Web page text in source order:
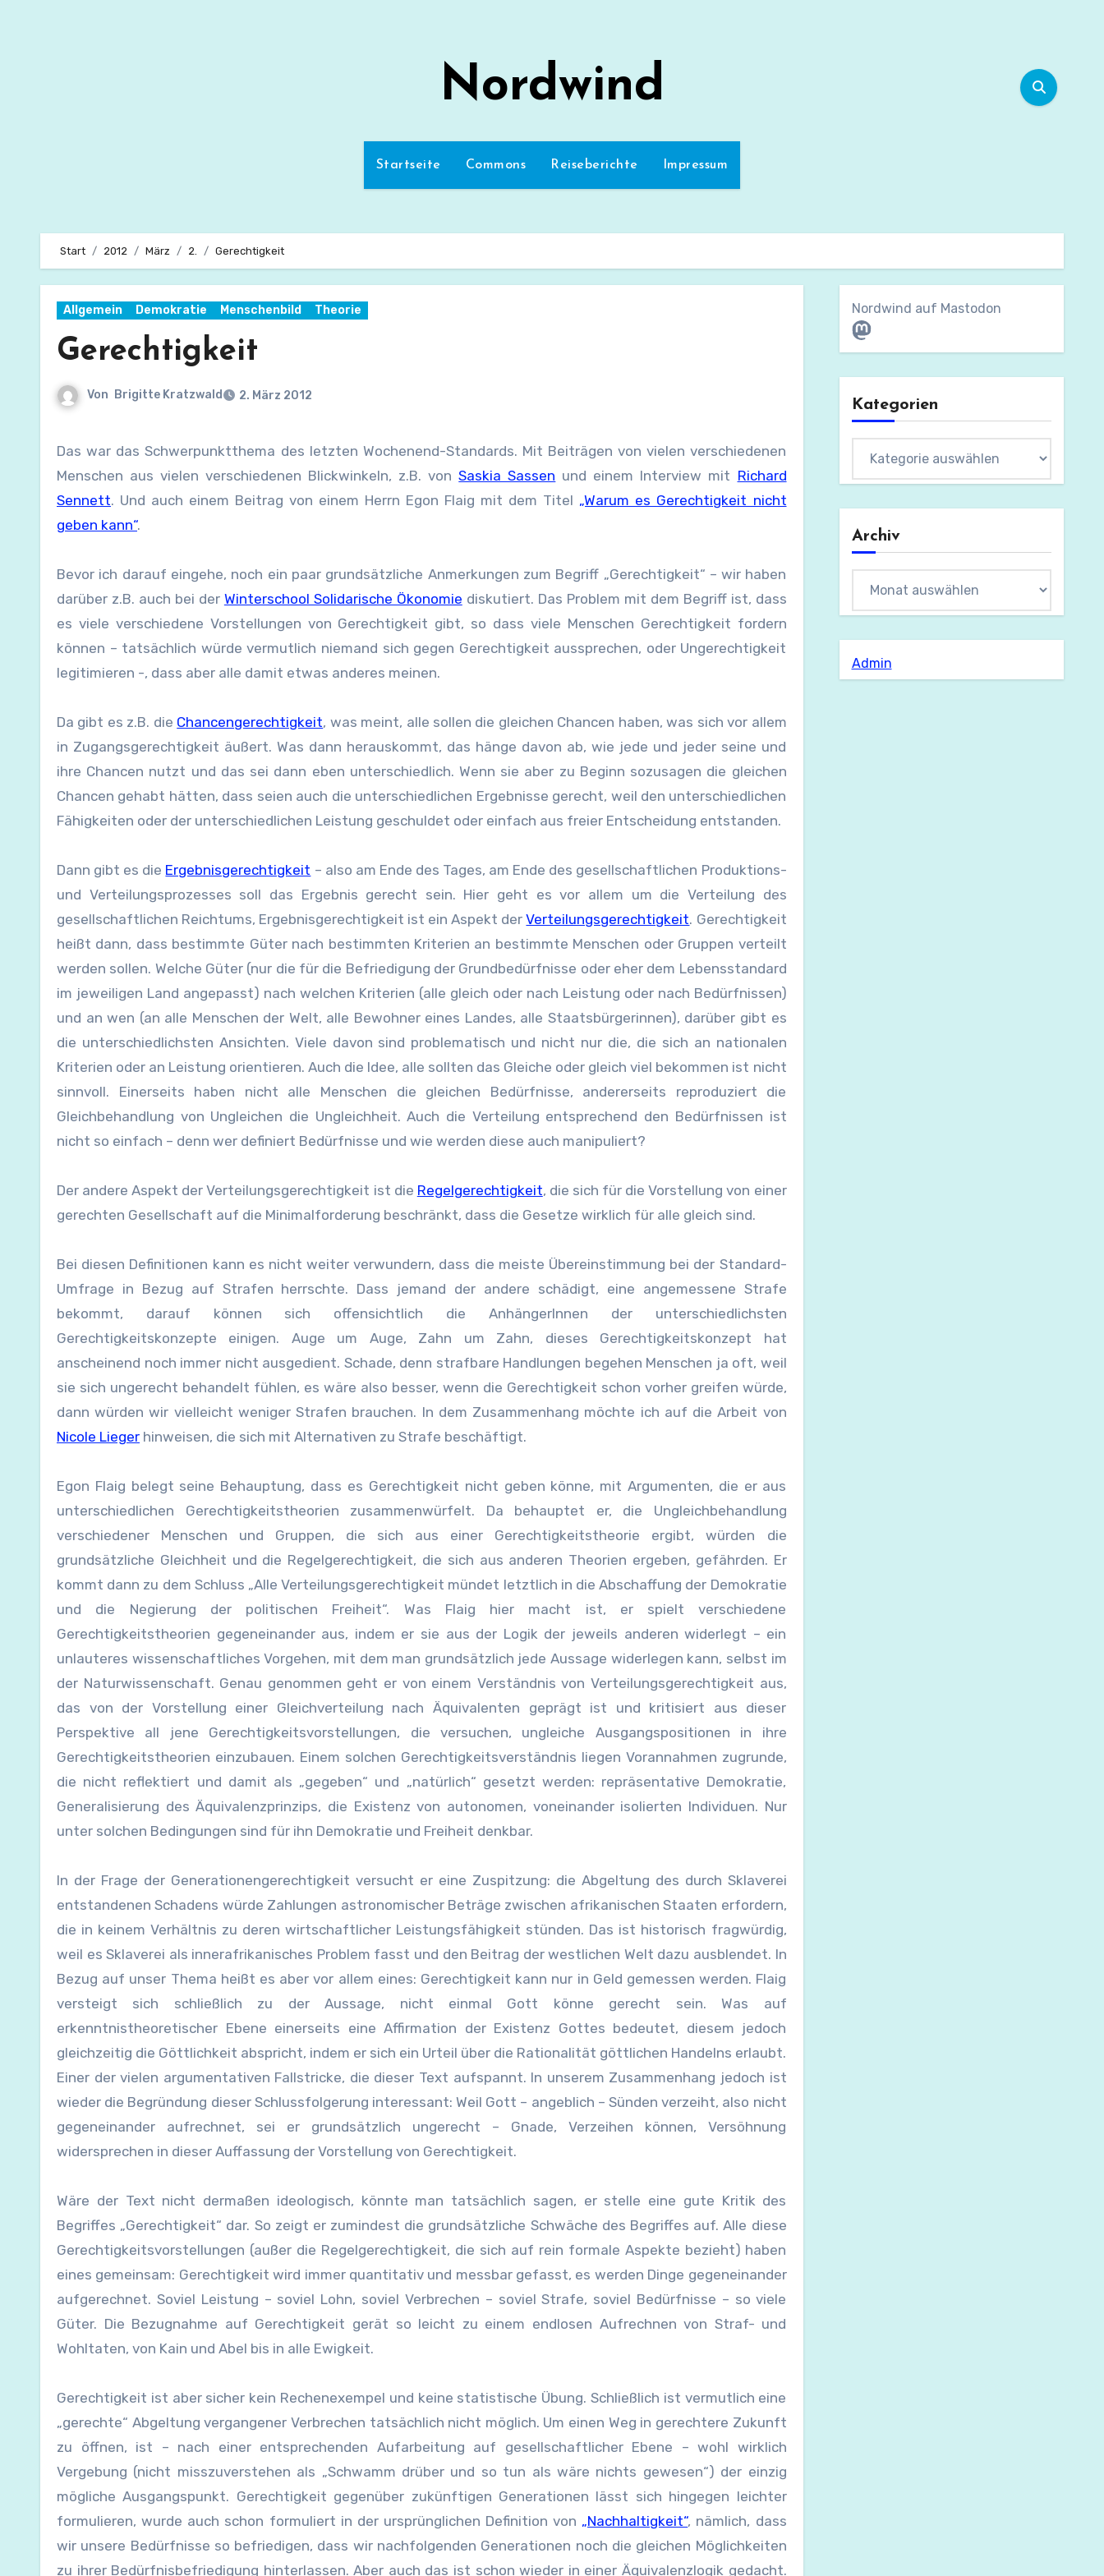
Nordwind
Startseite Commons Reiseberichte Impressum
Start 2012 März 2. Gerechtigkeit
Allgemein Demokratie Menschenbild Theorie
Gerechtigkeit
Von Brigitte Kratzwald 2. März 2012
Das war das Schwerpunktthema des letzten Wochenend-Standards. Mit Beiträgen von vielen verschiedenen
Menschen aus vielen verschiedenen Blickwinkeln, z.B. vonSaskia Sassen und einem Interview mit Richard
Sennett. Und auch einem Beitrag von einem Herrn Egon Flaig mit dem Titel „Warum es Gerechtigkeit nicht
geben kann“.
Bevor ich darauf eingehe, noch ein paar grundsätzliche Anmerkungen zum Begriff „Gerechtigkeit“ – wir haben
darüber z.B. auch bei der Winterschool Solidarische Ökonomie diskutiert. Das Problem mit dem Begriff ist, dass
es viele verschiedene Vorstellungen von Gerechtigkeit gibt, so dass viele Menschen Gerechtigkeit fordern
können – tatsächlich würde vermutlich niemand sich gegen Gerechtigkeit aussprechen, oder Ungerechtigkeit
legitimieren -, dass aber alle damit etwas anderes meinen.
Da gibt es z.B. die Chancengerechtigkeit, was meint, alle sollen die gleichen Chancen haben, was sich vor allem
in Zugangsgerechtigkeit äußert. Was dann herauskommt, das hänge davon ab, wie jede und jeder seine und
ihre Chancen nutzt und das sei dann eben unterschiedlich. Wenn sie aber zu Beginn sozusagen die gleichen
Chancen gehabt hätten, dass seien auch die unterschiedlichen Ergebnisse gerecht, weil den unterschiedlichen
Fähigkeiten oder der unterschiedlichen Leistung geschuldet oder einfach aus freier Entscheidung entstanden.
Dann gibt es die Ergebnisgerechtigkeit – also am Ende des Tages, am Ende des gesellschaftlichen Produktions-
und Verteilungsprozesses soll das Ergebnis gerecht sein. Hier geht es vor allem um die Verteilung des
gesellschaftlichen Reichtums, Ergebnisgerechtigkeit ist ein Aspekt derVerteilungsgerechtigkeit. Gerechtigkeit
heißt dann, dass bestimmte Güter nach bestimmten Kriterien an bestimmte Menschen oder Gruppen verteilt
werden sollen. Welche Güter (nur die für die Befriedigung der Grundbedürfnisse oder eher dem Lebensstandard
im jeweiligen Land angepasst) nach welchen Kriterien (alle gleich oder nach Leistung oder nach Bedürfnissen)
und an wen (an alle Menschen der Welt, alle Bewohner eines Landes, alle Staatsbürgerinnen), darüber gibt es
die unterschiedlichsten Ansichten. Viele davon sind problematisch und nicht nur die, die sich an nationalen
Kriterien oder an Leistung orientieren. Auch die Idee, alle sollten das Gleiche oder gleich viel bekommen ist nicht
sinnvoll. Einerseits haben nicht alle Menschen die gleichen Bedürfnisse, andererseits reproduziert die
Gleichbehandlung von Ungleichen die Ungleichheit. Auch die Verteilung entsprechend den Bedürfnissen ist
nicht so einfach – denn wer definiert Bedürfnisse und wie werden diese auch manipuliert?
Der andere Aspekt der Verteilungsgerechtigkeit ist die Regelgerechtigkeit, die sich für die Vorstellung von einer
gerechten Gesellschaft auf die Minimalforderung beschränkt, dass die Gesetze wirklich für alle gleich sind.
Bei diesen Definitionen kann es nicht weiter verwundern, dass die meiste Übereinstimmung bei der Standard-
Umfrage in Bezug auf Strafen herrschte. Dass jemand der andere schädigt, eine angemessene Strafe
bekommt, darauf können sich offensichtlich die AnhängerInnen der unterschiedlichsten
Gerechtigkeitskonzepte einigen. Auge um Auge, Zahn um Zahn, dieses Gerechtigkeitskonzept hat
anscheinend noch immer nicht ausgedient. Schade, denn strafbare Handlungen begehen Menschen ja oft, weil
sie sich ungerecht behandelt fühlen, es wäre also besser, wenn die Gerechtigkeit schon vorher greifen würde,
dann würden wir vielleicht weniger Strafen brauchen. In dem Zusammenhang möchte ich auf die Arbeit von
Nicole Lieger hinweisen, die sich mit Alternativen zu Strafe beschäftigt.
Egon Flaig belegt seine Behauptung, dass es Gerechtigkeit nicht geben könne, mit Argumenten, die er aus
unterschiedlichen Gerechtigkeitstheorien zusammenwürfelt. Da behauptet er, die Ungleichbehandlung
verschiedener Menschen und Gruppen, die sich aus einer Gerechtigkeitstheorie ergibt, würden die
grundsätzliche Gleichheit und die Regelgerechtigkeit, die sich aus anderen Theorien ergeben, gefährden. Er
kommt dann zu dem Schluss „Alle Verteilungsgerechtigkeit mündet letztlich in die Abschaffung der Demokratie
und die Negierung der politischen Freiheit“. Was Flaig hier macht ist, er spielt verschiedene
Gerechtigkeitstheorien gegeneinander aus, indem er sie aus der Logik der jeweils anderen widerlegt – ein
unlauteres wissenschaftliches Vorgehen, mit dem man grundsätzlich jede Aussage widerlegen kann, selbst im
der Naturwissenschaft. Genau genommen geht er von einem Verständnis von Verteilungsgerechtigkeit aus,
das von der Vorstellung einer Gleichverteilung nach Äquivalenten geprägt ist und kritisiert aus dieser
Perspektive all jene Gerechtigkeitsvorstellungen, die versuchen, ungleiche Ausgangspositionen in ihre
Gerechtigkeitstheorien einzubauen. Einem solchen Gerechtigkeitsverständnis liegen Vorannahmen zugrunde,
die nicht reflektiert und damit als „gegeben“ und „natürlich“ gesetzt werden: repräsentative Demokratie,
Generalisierung des Äquivalenzprinzips, die Existenz von autonomen, voneinander isolierten Individuen. Nur
unter solchen Bedingungen sind für ihn Demokratie und Freiheit denkbar.
In der Frage der Generationengerechtigkeit versucht er eine Zuspitzung: die Abgeltung des durch Sklaverei
entstandenen Schadens würde Zahlungen astronomischer Beträge zwischen afrikanischen Staaten erfordern,
die in keinem Verhältnis zu deren wirtschaftlicher Leistungsfähigkeit stünden. Das ist historisch fragwürdig,
weil es Sklaverei als innerafrikanisches Problem fasst und den Beitrag der westlichen Welt dazu ausblendet. In
Bezug auf unser Thema heißt es aber vor allem eines: Gerechtigkeit kann nur in Geld gemessen werden. Flaig
versteigt sich schließlich zu der Aussage, nicht einmal Gott könne gerecht sein. Was auf
erkenntnistheoretischer Ebene einerseits eine Affirmation der Existenz Gottes bedeutet, diesem jedoch
gleichzeitig die Göttlichkeit abspricht, indem er sich ein Urteil über die Rationalität göttlichen Handelns erlaubt.
Einer der vielen argumentativen Fallstricke, die dieser Text aufspannt. In unserem Zusammenhang jedoch ist
wieder die Begründung dieser Schlussfolgerung interessant: Weil Gott – angeblich – Sünden verzeiht, also nicht
gegeneinander aufrechnet, sei er grundsätzlich ungerecht – Gnade, Verzeihen können, Versöhnung
widersprechen in dieser Auffassung der Vorstellung von Gerechtigkeit.
Wäre der Text nicht dermaßen ideologisch, könnte man tatsächlich sagen, er stelle eine gute Kritik des
Begriffes „Gerechtigkeit“ dar. So zeigt er zumindest die grundsätzliche Schwäche des Begriffes auf. Alle diese
Gerechtigkeitsvorstellungen (außer die Regelgerechtigkeit, die sich auf rein formale Aspekte bezieht) haben
eines gemeinsam: Gerechtigkeit wird immer quantitativ und messbar gefasst, es werden Dinge gegeneinander
aufgerechnet. Soviel Leistung – soviel Lohn, soviel Verbrechen – soviel Strafe, soviel Bedürfnisse – so viele
Güter. Die Bezugnahme auf Gerechtigkeit gerät so leicht zu einem endlosen Aufrechnen von Straf- und
Wohltaten, von Kain und Abel bis in alle Ewigkeit.
Gerechtigkeit ist aber sicher kein Rechenexempel und keine statistische Übung. Schließlich ist vermutlich eine
„gerechte“ Abgeltung vergangener Verbrechen tatsächlich nicht möglich. Um einen Weg in gerechtere Zukunft
zu öffnen, ist – nach einer entsprechenden Aufarbeitung auf gesellschaftlicher Ebene – wohl wirklich
Vergebung (nicht misszuverstehen als „Schwamm drüber und so tun als wäre nichts gewesen“) der einzig
mögliche Ausgangspunkt. Gerechtigkeit gegenüber zukünftigen Generationen lässt sich hingegen leichter
formulieren, wurde auch schon formuliert in der ursprünglichen Definition von „Nachhaltigkeit“, nämlich, dass
wir unsere Bedürfnisse so befriedigen, dass wir nachfolgenden Generationen noch die gleichen Möglichkeiten
zu ihrer Bedürfnisbefriedigung hinterlassen. Aber auch das ist schon wieder in einer Äquivalenzlogik gedacht.
Nordwind auf Mastodon
Mastodon
Kategorien
Archiv
Admin